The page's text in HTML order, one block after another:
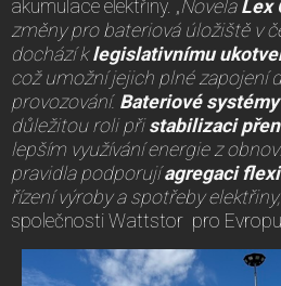
akumulace elektřiny. „Novela Lex
změny pro bateriová úložiště v
dochází klegislativnímu
což umožní jejich plné zapojení
provozování. Bateriové systémy
důležitou roli přistabilizaci
lepším využívání energie z
pravidla podporujíagregaci
řízení výroby a spotřeby
společnosti Wattstor pro Evropu